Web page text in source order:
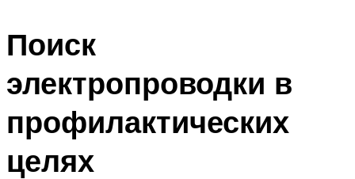
Поиск
электропроводки в
профилактических
целях